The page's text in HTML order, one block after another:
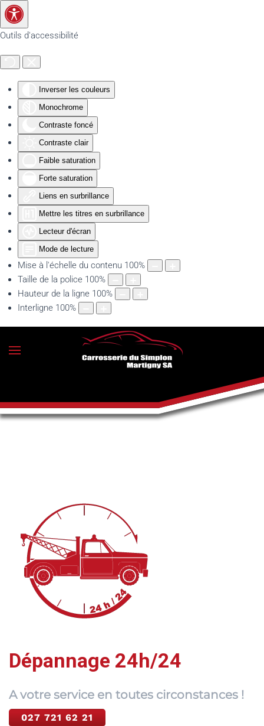
Outils d'accessibilité
Inverser les couleurs
Monochrome
Contraste foncé
Contraste clair
Faible saturation
Forte saturation
Liens en surbrillance
Mettre les titres en surbrillance
Lecteur d'écran
Mode de lecture
Mise à l'échelle du contenu 100%
Taille de la police 100%
Hauteur de la ligne 100%
Interligne 100%
Accéder au contenu principal
Dépannage 24h/24
A votre service en toutes circonstances !
027 721 62 21